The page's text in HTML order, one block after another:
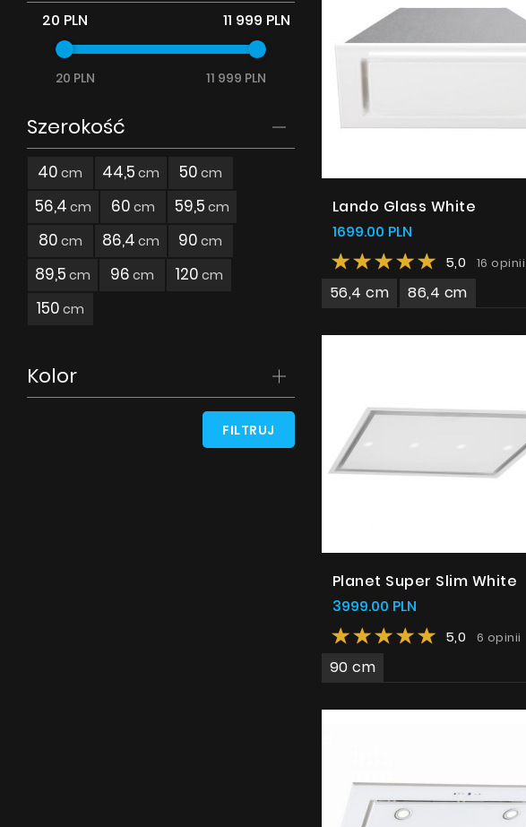
Akcesoria
Próbki
20 PLN 11 999 PLN
20 PLN 11 999 PLN
Szerokość
40 cm 44,5 cm 50 cm
56,4 cm 60 cm 59,5 cm
80 cm 86,4 cm 90 cm
89,5 cm 96 cm 120 cm
150 cm
Kolor
FILTRUJ
Lando Glass White
1699.00 PLN
5,0 16 opinii
56,4 cm 86,4 cm
Planet Super Slim White
3999.00 PLN
5,0 6 opinii
90 cm